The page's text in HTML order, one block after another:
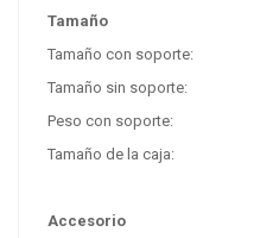
Tamaño
Tamaño con soporte:
Tamaño sin soporte:
Peso con soporte:
Tamaño de la caja:
Accesorio